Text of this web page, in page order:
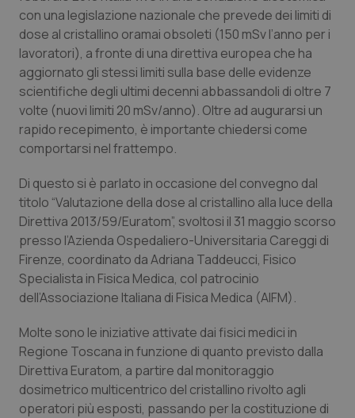
Basilicata
Calabria
Campania
Emilia-Romagna
Friuli Venezia Giulia
Lazio
Liguria
Marche
Molise
Artrite & artrosi
Asma & BPCO
Car-T
Colesterolo & coronaropatie
Dermatite Atopica
Diabete & glucometri
Disturbi dell’umore
Donna & Salute
Epatiti
QS Club Newsletter
con una legislazione nazionale che prevede dei limiti di
dose al cristallino oramai obsoleti (150 mSv l’anno per i
lavoratori), a fronte di una direttiva europea che ha
aggiornato gli stessi limiti sulla base delle evidenze
scientifiche degli ultimi decenni abbassandoli di oltre 7
volte (nuovi limiti 20 mSv/anno). Oltre ad augurarsi un
rapido recepimento, è importante chiedersi come
comportarsi nel frattempo.
Di questo si è parlato in occasione del convegno dal
titolo “Valutazione della dose al cristallino alla luce della
Direttiva 2013/59/Euratom”, svoltosi il 31 maggio scorso
presso l’Azienda Ospedaliero-Universitaria Careggi di
Firenze, coordinato da Adriana Taddeucci, Fisico
Specialista in Fisica Medica, col patrocinio
dell’Associazione Italiana di Fisica Medica (AIFM).
Molte sono le iniziative attivate dai fisici medici in
Regione Toscana in funzione di quanto previsto dalla
Direttiva Euratom, a partire dal monitoraggio
dosimetrico multicentrico del cristallino rivolto agli
operatori più esposti, passando per la costituzione di